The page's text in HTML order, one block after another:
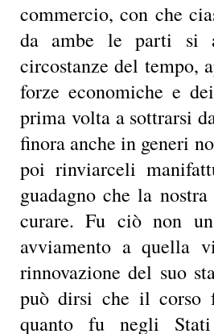
commercio, con che
da ambe le parti si
circostanze del tempo,
forze economiche e
prima volta a sottrarsi
finora anche in generi
poi rinviarceli
guadagno che la
curare. Fu ciò non
avviamento a quella
rinnovazione del suo
può dirsi che il corso
quanto fu negli Stati